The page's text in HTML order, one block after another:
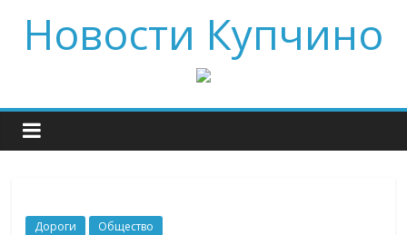
Новости Купчино
Дороги Общество